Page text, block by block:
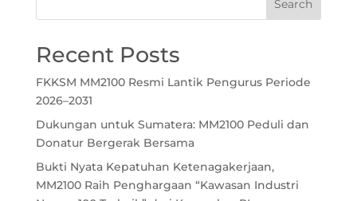
Recent Posts
FKKSM MM2100 Resmi Lantik Pengurus Periode
2026–2031
Dukungan untuk Sumatera: MM2100 Peduli dan
Donatur Bergerak Bersama
Bukti Nyata Kepatuhan Ketenagakerjaan,
MM2100 Raih Penghargaan “Kawasan Industri